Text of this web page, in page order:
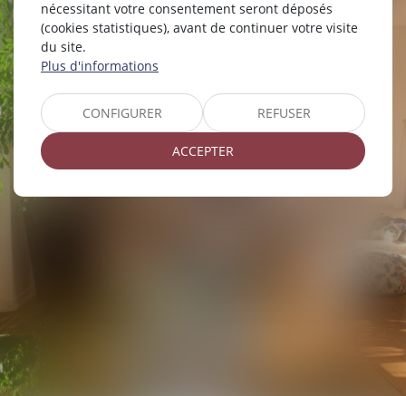
nécessitant votre consentement seront déposés
(cookies statistiques), avant de continuer votre visite
du site.
Plus d'informations
CONFIGURER REFUSER
ACCEPTER